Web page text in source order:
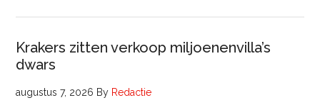
Krakers zitten verkoop miljoenenvilla’s
dwars
augustus 7, 2026 By Redactie